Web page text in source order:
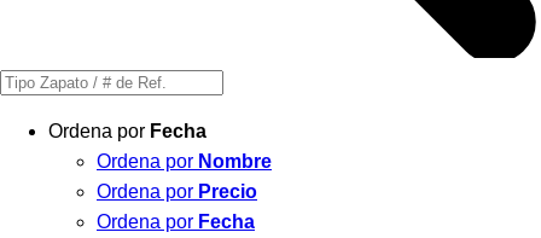
Búsqueda
productosOrdena por Fecha
Ordena por Nombre
Ordena por Precio
Ordena por Fecha